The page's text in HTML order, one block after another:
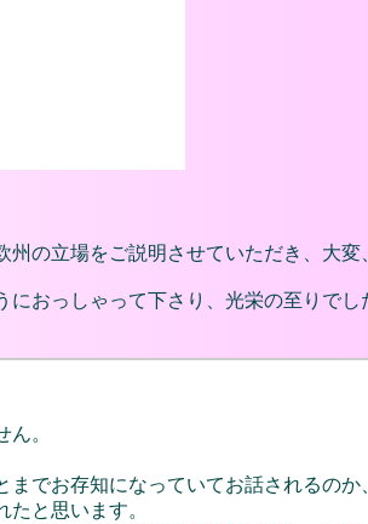
の立場をご説明させていただき、大
おっしゃって下さり、光栄の至りでし
。
でお存知になっていてお話されるの
と思います。